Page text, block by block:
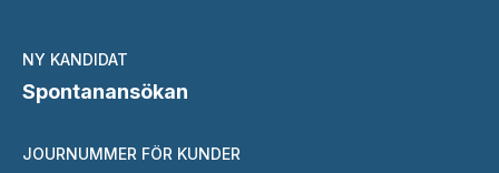
NY KANDIDAT
Spontanansökan
JOURNUMMER FÖR KUNDER